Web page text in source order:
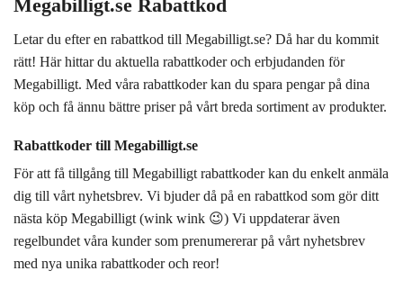
Megabilligt.se Rabattkod
Letar du efter en rabattkod till Megabilligt.se? Då har du kommit
rätt! Här hittar du aktuella rabattkoder och erbjudanden för
Megabilligt. Med våra rabattkoder kan du spara pengar på dina
köp och få ännu bättre priser på vårt breda sortiment av produkter.
Rabattkoder till Megabilligt.se
För att få tillgång till Megabilligt rabattkoder kan du enkelt anmäla
dig till vårt nyhetsbrev. Vi bjuder då på en rabattkod som gör ditt
nästa köp Megabilligt (wink wink 😉) Vi uppdaterar även
regelbundet våra kunder som prenumererar på vårt nyhetsbrev
med nya unika rabattkoder och reor!